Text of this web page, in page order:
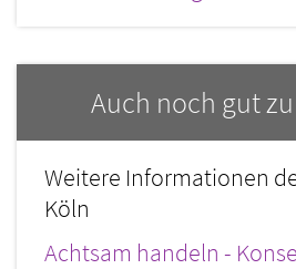
Auch noch gut
Weitere Informationen
Köln
Achtsam handeln -